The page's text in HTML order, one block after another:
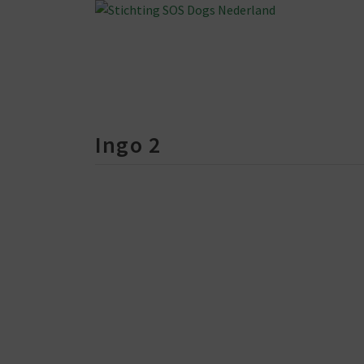
Ingo 2